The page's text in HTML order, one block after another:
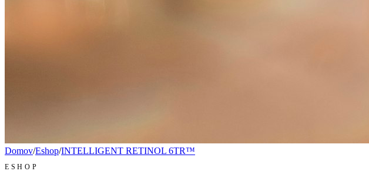
Domov/Eshop/INTELLIGENT RETINOL 6TR™
ESHOP